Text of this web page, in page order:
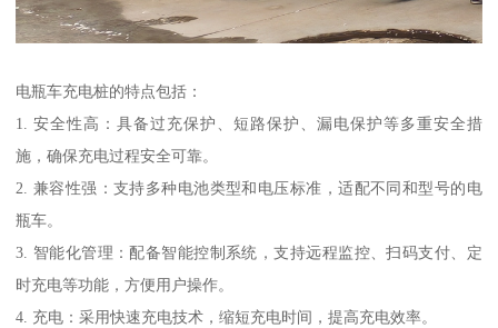
电瓶车充电桩的特点包括：
1. 安全性高：具备过充保护、短路保护、漏电保护等多重安全措
施，确保充电过程安全可靠。
2. 兼容性强：支持多种电池类型和电压标准，适配不同和型号的电
瓶车。
3. 智能化管理：配备智能控制系统，支持远程监控、扫码支付、定
时充电等功能，方便用户操作。
4. 充电：采用快速充电技术，缩短充电时间，提高充电效率。